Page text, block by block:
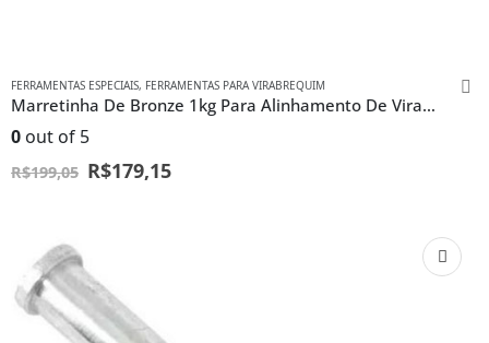
FERRAMENTAS ESPECIAIS, FERRAMENTAS PARA VIRABREQUIM
Marretinha De Bronze 1kg Para Alinhamento De Virabrequim
0 out of 5
R$199,05 R$179,15